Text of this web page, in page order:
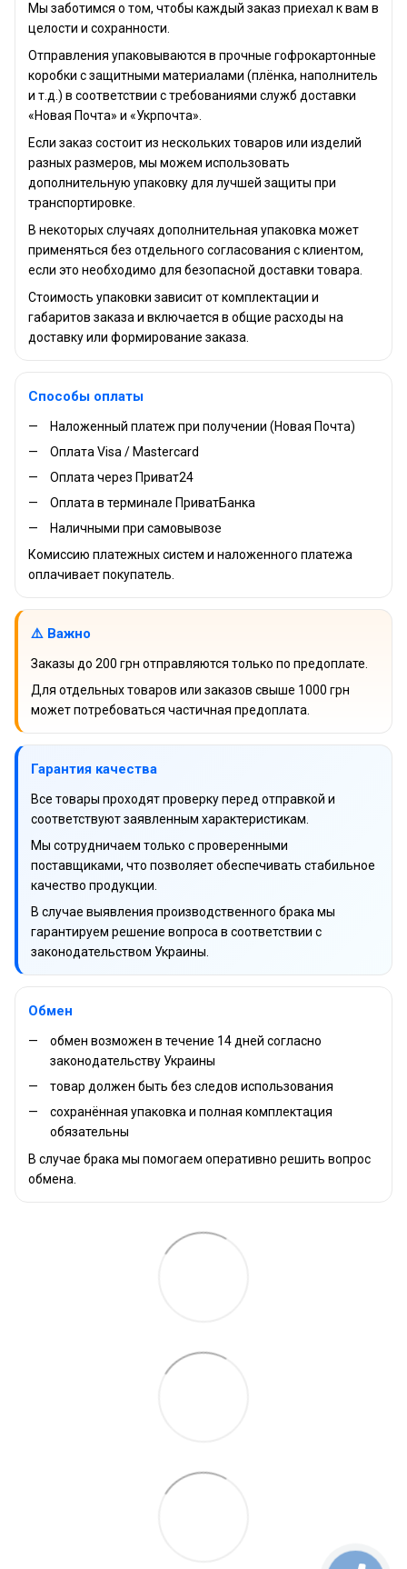
Мы заботимся о том, чтобы каждый заказ приехал к вам в
целости и сохранности.
Отправления упаковываются в прочные гофрокартонные
коробки с защитными материалами (плёнка, наполнитель
и т.д.) в соответствии с требованиями служб доставки
«Новая Почта» и «Укрпочта».
Если заказ состоит из нескольких товаров или изделий
разных размеров, мы можем использовать
дополнительную упаковку для лучшей защиты при
транспортировке.
В некоторых случаях дополнительная упаковка может
применяться без отдельного согласования с клиентом,
если это необходимо для безопасной доставки товара.
Стоимость упаковки зависит от комплектации и
габаритов заказа и включается в общие расходы на
доставку или формирование заказа.
Способы оплаты
Наложенный платеж при получении (Новая Почта)
Оплата Visa / Mastercard
Оплата через Приват24
Оплата в терминале ПриватБанка
Наличными при самовывозе
Комиссию платежных систем и наложенного платежа
оплачивает покупатель.
⚠️ Важно
Заказы до 200 грн отправляются только по предоплате.
Для отдельных товаров или заказов свыше 1000 грн
может потребоваться частичная предоплата.
Гарантия качества
Все товары проходят проверку перед отправкой и
соответствуют заявленным характеристикам.
Мы сотрудничаем только с проверенными
поставщиками, что позволяет обеспечивать стабильное
качество продукции.
В случае выявления производственного брака мы
гарантируем решение вопроса в соответствии с
законодательством Украины.
Обмен
обмен возможен в течение 14 дней согласно
законодательству Украины
товар должен быть без следов использования
сохранённая упаковка и полная комплектация
обязательны
В случае брака мы помогаем оперативно решить вопрос
обмена.